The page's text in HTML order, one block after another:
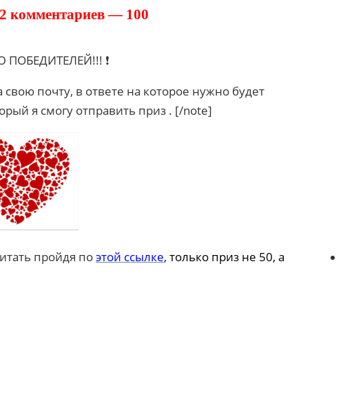
комментариев — 100
❗
почту, в ответе на которое нужно будет
я смогу отправить приз . [/note]
пройдя поэтой ссылке, только приз не 50, а